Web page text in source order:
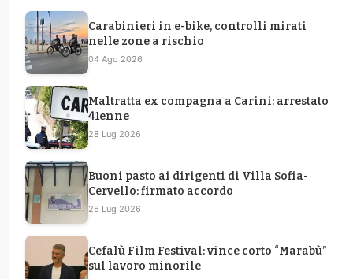
Carabinieri in e-bike, controlli mirati
nelle zone a rischio
04 Ago 2026
Maltratta ex compagna a Carini: arrestato
41enne
28 Lug 2026
Buoni pasto ai dirigenti di Villa Sofia-
Cervello: firmato accordo
26 Lug 2026
Cefalù Film Festival: vince corto “Marabù”
sul lavoro minorile